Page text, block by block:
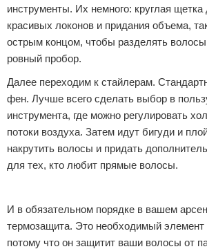
инструменты. Их немного: круглая щетка
красивых локонов и придания объема,
острым концом, чтобы разделять
ровный пробор.
Далее переходим к стайлерам.
фен. Лучше всего сделать выбор в
инструмента, где можно регулировать
потоки воздуха. Затем идут бигуди и
накрутить волосы и придать
для тех, кто любит прямые волосы.
И в обязательном порядке в вашем
термозащита. Это необходимый
потому что он защитит ваши волосы от